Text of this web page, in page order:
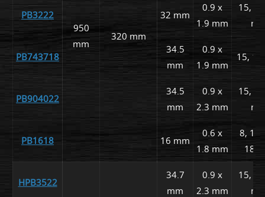
950
mm
320 mm
PB3222 32 mm
0.9 x
1.9 mm
15,
PB743718
34.5
mm
0.9 x
1.9 mm
15,
PB904022
34.5
mm
0.9 x
2.3 mm
15,
PB1618 16 mm
0.6 x
1.8 mm
8, 12,
18
HPB3522
34.7
mm
0.9 x
2.3 mm
15,